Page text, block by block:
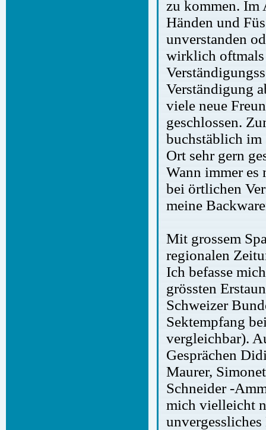
zu kommen. Im
Händen und
unverstanden
wirklich
Verständigung
viele neue
geschlossen.
buchstäblich im
Ort sehr gern
Wann immer
bei örtlichen
meine
Mit grossem
regionalen
Ich befasse
grössten
Schweizer
Sektempfang
vergleichbar).
Gesprächen
Maurer,
Schneider -
mich vielleicht
unvergessliches